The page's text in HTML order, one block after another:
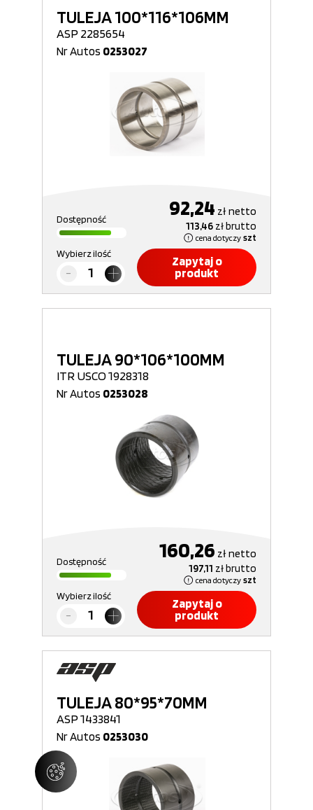
TULEJA 100*116*106MM
ASP 2285654
Nr Autos 0253027
Dostępność 92,24 złnetto
113,46 złbrutto
cena dotyczy szt
Wybierz ilość
Zapytaj o
produkt
TULEJA 90*106*100MM
ITR USCO 1928318
Nr Autos 0253028
Dostępność 160,26 złnetto
197,11 złbrutto
cena dotyczy szt
Wybierz ilość
Zapytaj o
produkt
TULEJA 80*95*70MM
ASP 1433841
Nr Autos 0253030